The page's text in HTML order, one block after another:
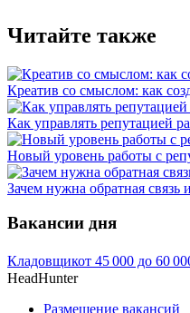
Читайте также
Креатив со смыслом: как
Как управлять репутацией
Новый уровень работы с
Зачем нужна обратная связь
Вакансии дня
Кладовщикот 45 000 до 60
HeadHunter
Размещение вакансий